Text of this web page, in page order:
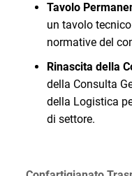
Tavolo
un tavolo
normative del
Rinascita della
della Consulta
della Logistica
di settore.